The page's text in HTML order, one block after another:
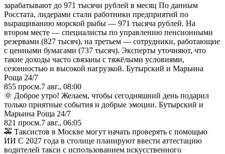
зарабатывают до 971 тысячи рублей в месяц По данным
Росстата, лидерами стали работники предприятий по
выращиванию морской рыбы — 971 тысяча рублей. На
втором месте — специалисты по управлению пенсионными
резервами (827 тысяч), на третьем — сотрудники, работающие
с ценными бумагами (737 тысяч). Эксперты уточняют, что
такие доходы часто связаны с тяжёлыми условиями,
сезонностью и высокой нагрузкой. Бутырский и Марьина
Роща 24/7
855 просм.7 авг., 08:00
🌞 Доброе утро! Желаем, чтобы сегодняшний день подарил
только приятные события и добрые эмоции. Бутырский и
Марьина Роща 24/7
821 просм.7 авг., 06:05
🚕 Таксистов в Москве могут начать проверять с помощью
ИИ С 2027 года в столице планируют ввести аттестацию
водителей такси с использованием искусственного